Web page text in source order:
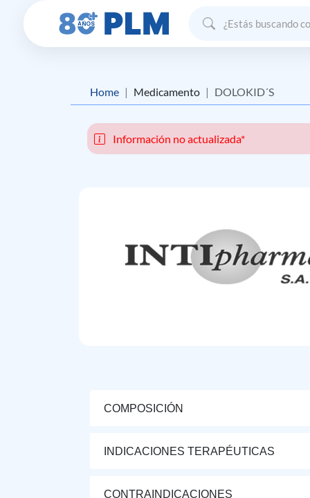
Home Medicamento DOLOKID´S
Información no actualizada*
COMPOSICIÓN
INDICACIONES TERAPÉUTICAS
CONTRAINDICACIONES